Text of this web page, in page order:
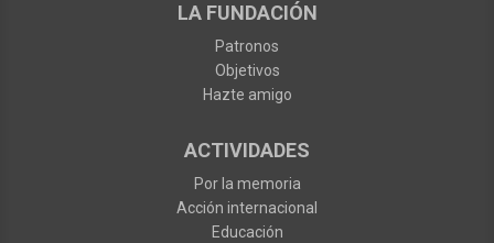
LA FUNDACIÓN
Patronos
Objetivos
Hazte amigo
ACTIVIDADES
Por la memoria
Acción internacional
Educación